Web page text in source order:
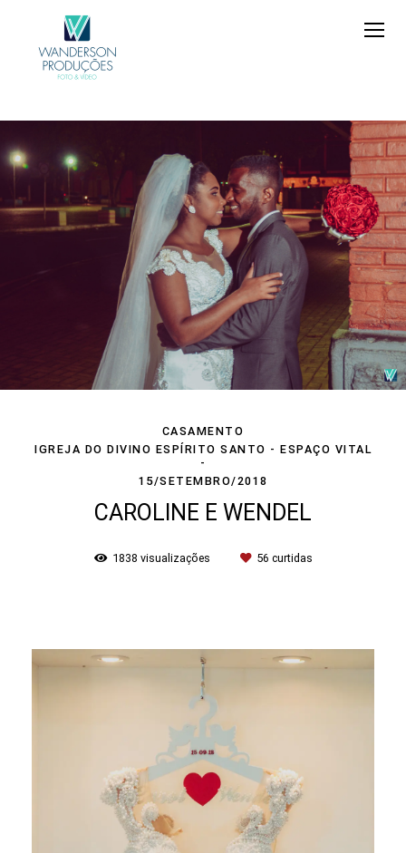
CASAMENTO
IGREJA DO DIVINO ESPÍRITO SANTO - ESPAÇO VITAL
15/SETEMBRO/2018
CAROLINE E WENDEL
1838 visualizações 56 curtidas